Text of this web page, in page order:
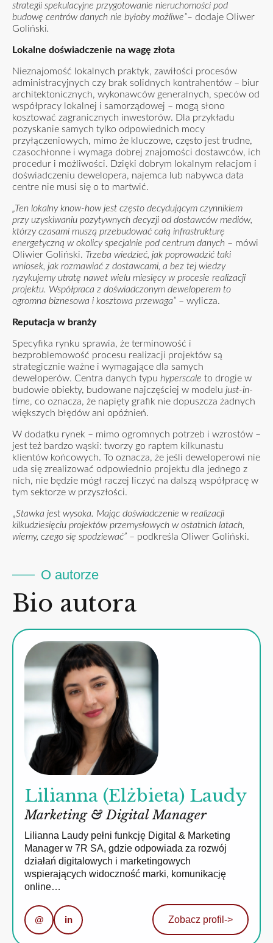
strategii spekulacyjne przygotowanie nieruchomości pod
budowę centrów danych nie byłoby możliwe”– dodaje Oliwer
Goliński.
Lokalne doświadczenie na wagę złota
Nieznajomość lokalnych praktyk, zawiłości procesów
administracyjnych czy brak solidnych kontrahentów – biur
architektonicznych, wykonawców generalnych, speców od
współpracy lokalnej i samorządowej – mogą słono
kosztować zagranicznych inwestorów. Dla przykładu
pozyskanie samych tylko odpowiednich mocy
przyłączeniowych, mimo że kluczowe, często jest trudne,
czasochłonne i wymaga dobrej znajomości dostawców, ich
procedur i możliwości. Dzięki dobrym lokalnym relacjom i
doświadczeniu dewelopera, najemca lub nabywca data
centre nie musi się o to martwić.
„Ten lokalny know-how jest często decydującym czynnikiem
przy uzyskiwaniu pozytywnych decyzji od dostawców mediów,
którzy czasami muszą przebudować całą infrastrukturę
energetyczną w okolicy specjalnie pod centrum danych – mówi
Oliwier Goliński. Trzeba wiedzieć, jak poprowadzić taki
wniosek, jak rozmawiać z dostawcami, a bez tej wiedzy
ryzykujemy utratę nawet wielu miesięcy w procesie realizacji
projektu. Współpraca z doświadczonym deweloperem to
ogromna biznesowa i kosztowa przewaga” – wylicza.
Reputacja w branży
Specyfika rynku sprawia, że terminowość i
bezproblemowość procesu realizacji projektów są
strategicznie ważne i wymagające dla samych
deweloperów. Centra danych typu hyperscale to drogie w
budowie obiekty, budowane najczęściej w modelu just-in-
time, co oznacza, że napięty grafik nie dopuszcza żadnych
większych błędów ani opóźnień.
W dodatku rynek – mimo ogromnych potrzeb i wzrostów –
jest też bardzo wąski: tworzy go raptem kilkunastu
klientów końcowych. To oznacza, że jeśli deweloperowi nie
uda się zrealizować odpowiednio projektu dla jednego z
nich, nie będzie mógł raczej liczyć na dalszą współpracę w
tym sektorze w przyszłości.
„Stawka jest wysoka. Mając doświadczenie w realizacji
kilkudziesięciu projektów przemysłowych w ostatnich latach,
wiemy, czego się spodziewać” – podkreśla Oliwer Goliński.
O autorze
Bio autora
Lilianna (Elżbieta) Laudy
Marketing & Digital Manager
Lilianna Laudy pełni funkcję Digital & Marketing
Manager w 7R SA, gdzie odpowiada za rozwój
działań digitalowych i marketingowych
wspierających widoczność marki, komunikację
online…
@ in Zobacz profil ->